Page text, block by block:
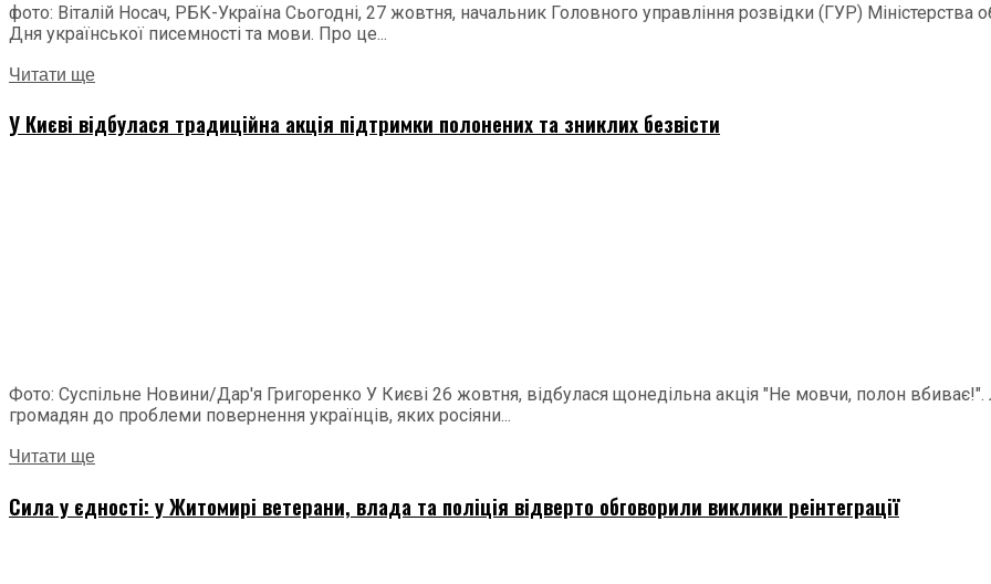
фото: Віталій Носач, РБК-Україна Сьогодні, 27 жовтня, начальник Головного управління розвідки (ГУР)
Дня української писемності та мови. Про це...
Читати ще
У Києві відбулася традиційна акція підтримки полонених та зниклих безвісти
Фото: Суспільне Новини/Дар'я Григоренко У Києві 26 жовтня, відбулася щонедільна акція "Не мовчи, полон
громадян до проблеми повернення українців, яких росіяни...
Читати ще
Сила у єдності: у Житомирі ветерани, влада та поліція відверто обговорили виклики реінтеграції